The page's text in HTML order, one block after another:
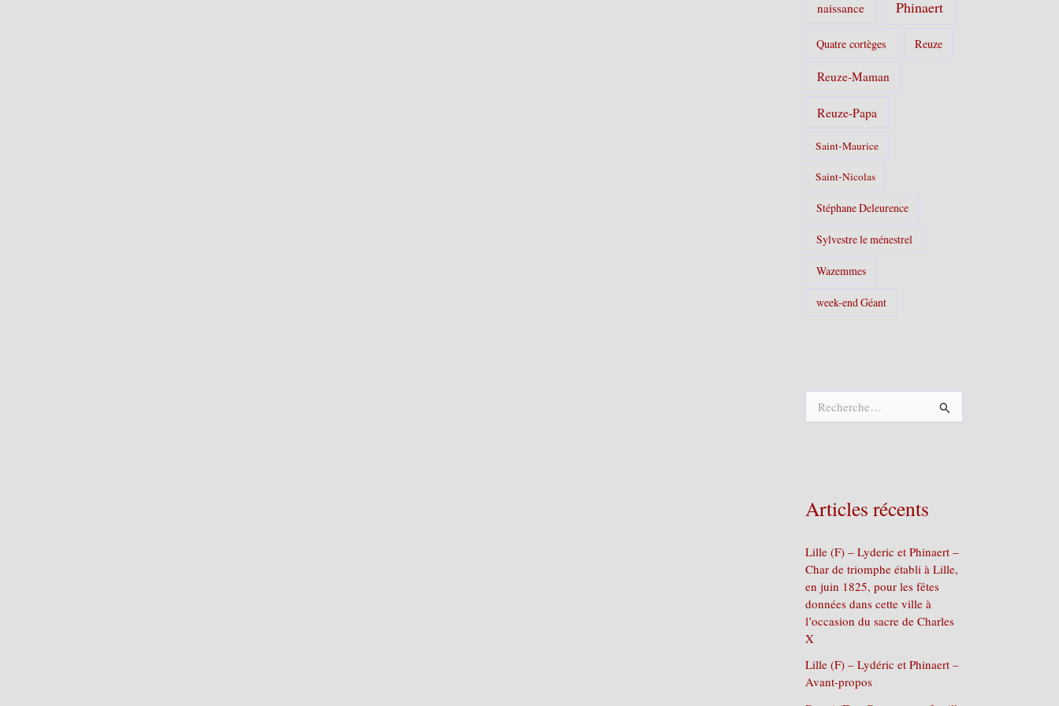
naissance Phinaert
Quatre cortèges Reuze
Reuze-Maman
Reuze-Papa
Saint-Maurice
Saint-Nicolas
Stéphane Deleurence
Sylvestre le ménestrel
Wazemmes
week-end Géant
h
:
Articles récents
Lille (F) – Lyderic et Phinaert –
Char de triomphe établi à Lille,
en juin 1825, pour les fêtes
données dans cette ville à
l’occasion du sacre de Charles
X
Lille (F) – Lydéric et Phinaert –
Avant-propos